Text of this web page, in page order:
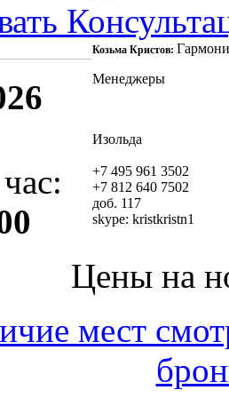
Козьма Кристов:
Менеджеры
Изольда
+7 495 961 3502
+7 812 640 7502
доб. 117
skype: kristkristn1
Цены на
мест